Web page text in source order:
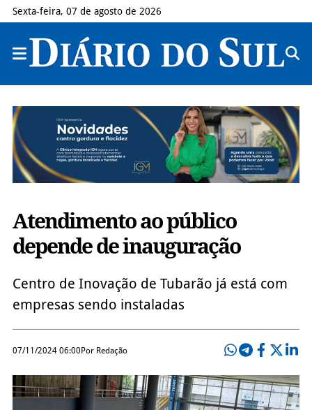
Sexta-feira, 07 de agosto de 2026
Atendimento ao público
depende de inauguração
Centro de Inovação de Tubarão já está com
empresas sendo instaladas
07/11/2024 06:00Por Redação